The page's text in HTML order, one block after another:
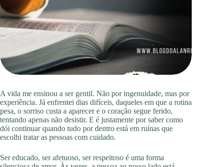
A vida me ensinou a ser gentil. Não por ingenuidade, mas por
experiência. Já enfrentei dias difíceis, daqueles em que a rotina
pesa, o sorriso custa a aparecer e o coração segue ferido,
tentando apenas não desistir. E é justamente por saber como
dói continuar quando tudo por dentro está em ruínas que
escolhi tratar as pessoas com cuidado.
Ser educado, ser afetuoso, ser respeitoso é uma forma